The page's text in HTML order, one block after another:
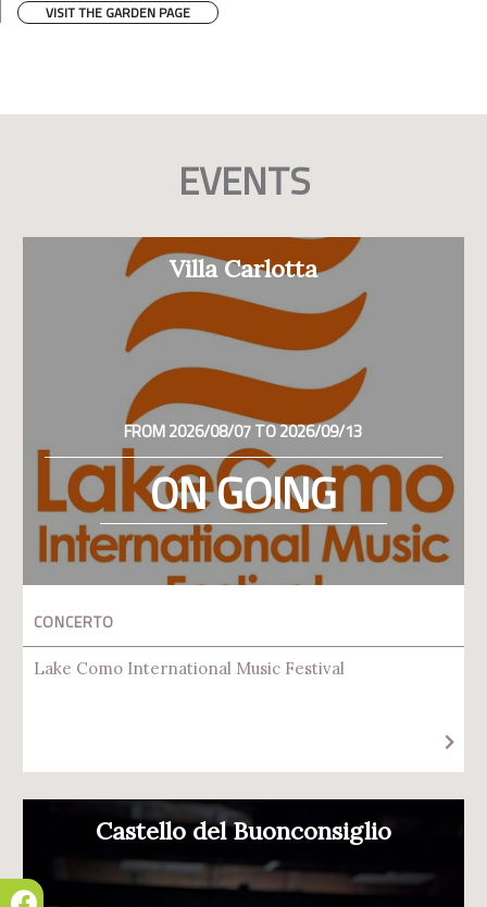
VISIT THE GARDEN PAGE
EVENTS
Villa Carlotta
FROM 2026/08/07 TO 2026/09/13
ON GOING
CONCERTO
Lake Como International Music Festival
Castello del Buonconsiglio